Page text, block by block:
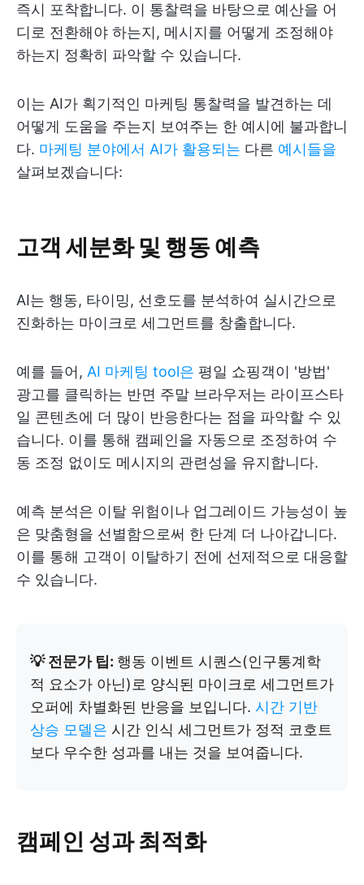
즉시 포착합니다. 이 통찰력을 바탕으로 예산을 어
디로 전환해야 하는지, 메시지를 어떻게 조정해야
하는지 정확히 파악할 수 있습니다.
이는 AI가 획기적인 마케팅 통찰력을 발견하는 데
어떻게 도움을 주는지 보여주는 한 예시에 불과합니
다. 마케팅 분야에서 AI가 활용되는 다른 예시들을
살펴보겠습니다:
고객 세분화 및 행동 예측
AI는 행동, 타이밍, 선호도를 분석하여 실시간으로
진화하는 마이크로 세그먼트를 창출합니다.
예를 들어, AI 마케팅 tool은 평일 쇼핑객이 '방법'
광고를 클릭하는 반면 주말 브라우저는 라이프스타
일 콘텐츠에 더 많이 반응한다는 점을 파악할 수 있
습니다. 이를 통해 캠페인을 자동으로 조정하여 수
동 조정 없이도 메시지의 관련성을 유지합니다.
예측 분석은 이탈 위험이나 업그레이드 가능성이 높
은 맞춤형을 선별함으로써 한 단계 더 나아갑니다.
이를 통해 고객이 이탈하기 전에 선제적으로 대응할
수 있습니다.
💡 전문가 팁: 행동 이벤트 시퀀스(인구통계학
적 요소가 아닌)로 양식된 마이크로 세그먼트가
오퍼에 차별화된 반응을 보입니다. 시간 기반
상승 모델은 시간 인식 세그먼트가 정적 코호트
보다 우수한 성과를 내는 것을 보여줍니다.
캠페인 성과 최적화